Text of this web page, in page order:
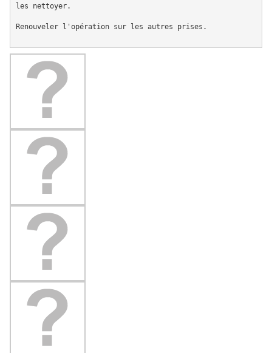
les nettoyer.
Renouveler l'opération sur les autres prises.